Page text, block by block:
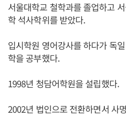
서울대학교 철학과를 졸업하고
학 석사학위를 받았다.
입시학원 영어강사를 하다가 독
학을 공부했다.
1998년 청담어학원을 설립했다.
2002년 법인으로 전환하면서 사